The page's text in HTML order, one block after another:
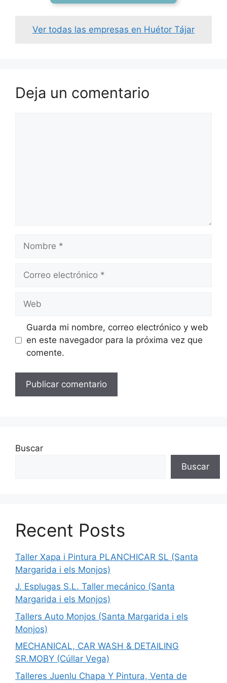
Ver todas las empresas en Huétor Tájar
Deja un comentario
Nombre
Correo
Web
Guarda mi nombre, correo electrónico y web
en este navegador para la próxima vez que
comente.
Buscar
Buscar
Recent Posts
Taller Xapa i Pintura PLANCHICAR SL (Santa
Margarida i els Monjos)
J. Esplugas S.L. Taller mecánico (Santa
Margarida i els Monjos)
Tallers Auto Monjos (Santa Margarida i els
Monjos)
MECHANICAL, CAR WASH & DETAILING
SR.MOBY (Cúllar Vega)
Talleres Juenlu Chapa Y Pintura, Venta de